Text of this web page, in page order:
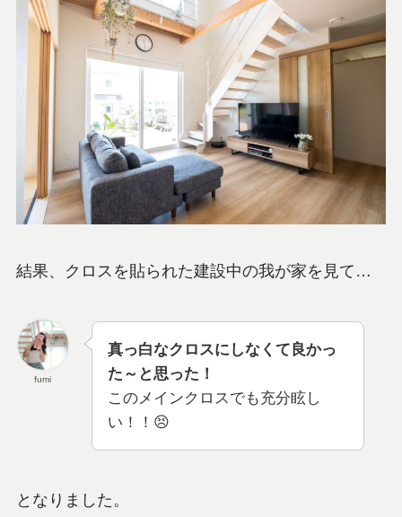
結果、クロスを貼られた建設中の我が家を見て…
fumi
真っ白なクロスにしなくて良かっ
た～と思った！
このメインクロスでも充分眩し
い！！😣
となりました。